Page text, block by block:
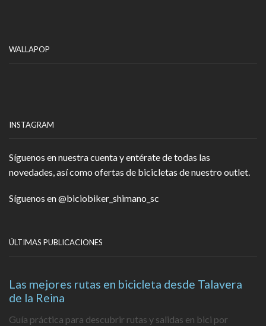
WALLAPOP
INSTAGRAM
Síguenos en nuestra cuenta y entérate de todas las
novedades, así como ofertas de bicicletas de nuestro outlet.
Síguenos en@biciobiker_shimano_sc
ÚLTIMAS PUBLICACIONES
Las mejores rutas en bicicleta desde Talavera
de la Reina
Guía práctica para descubrir rutas y salidas en bici por